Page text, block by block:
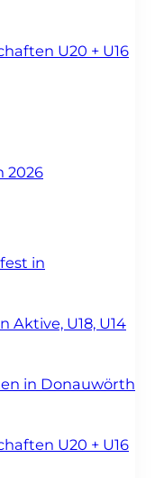
U20 + U16
2026
in
Aktive, U18, U14
in Donauwörth
U20 + U16